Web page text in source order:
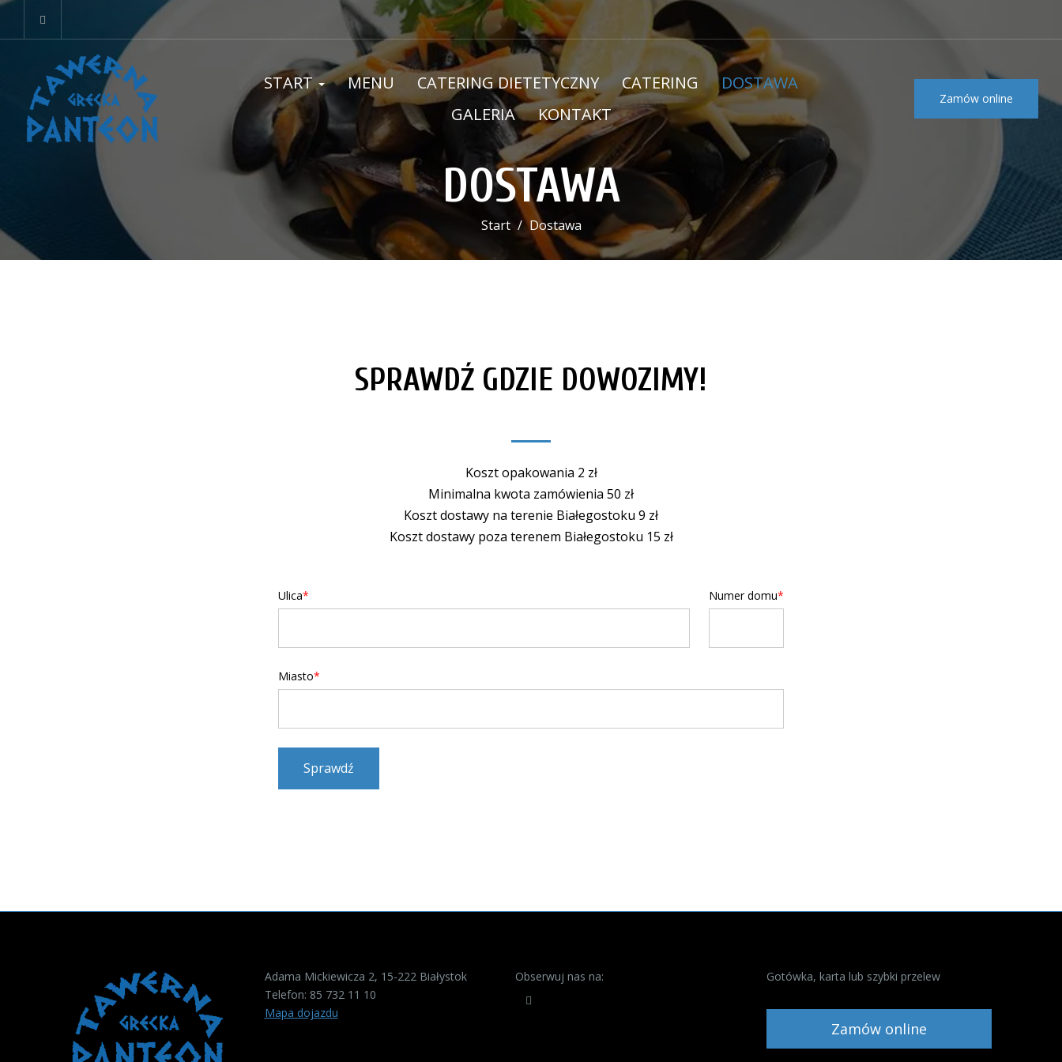
START MENU CATERING DIETETYCZNY CATERING
DOSTAWA
GALERIA
KONTAKT
Zamów online
DOSTAWA
Start Dostawa
SPRAWDŹ GDZIE DOWOZIMY!
Koszt opakowania 2 zł
Minimalna kwota zamówienia 50 zł
Koszt dostawy na terenie Białegostoku 9 zł
Koszt dostawy poza terenem Białegostoku 15 zł
Ulica Numer domu
Miasto
Sprawdź
Adama Mickiewicza 2, 15-222 Białystok
Telefon: 85 732 11 10
Mapa dojazdu
Obserwuj nas na: Gotówka, karta lub szybki przelew
Zamów online